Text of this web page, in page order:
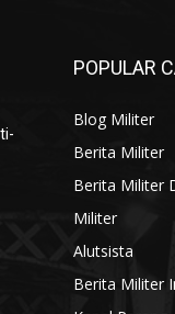
POPULAR
Blog Militer
Berita Militer
Berita Militer
Militer
Alutsista
Berita Militer